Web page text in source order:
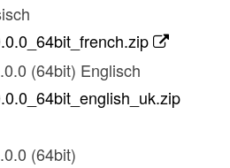
(64bit) Englisch
(64bit)